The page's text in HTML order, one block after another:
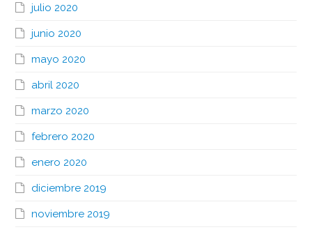
julio 2020
junio 2020
mayo 2020
abril 2020
marzo 2020
febrero 2020
enero 2020
diciembre 2019
noviembre 2019